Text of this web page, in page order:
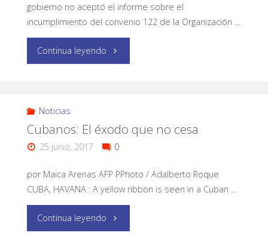
gobierno no aceptó el informe sobre el
incumplimiento del convenio 122 de la Organización …
Continua leyendo
Noticias
Cubanos: El éxodo que no cesa
25 junio, 2017 0
por Maica Arenas AFP PPhoto / Adalberto Roque
CUBA, HAVANA : A yellow ribbon is seen in a Cuban …
Continua leyendo